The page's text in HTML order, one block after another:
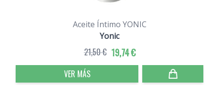
Aceite Íntimo YONIC
Yonic
19,74 €
21,50 €
VER MÁS